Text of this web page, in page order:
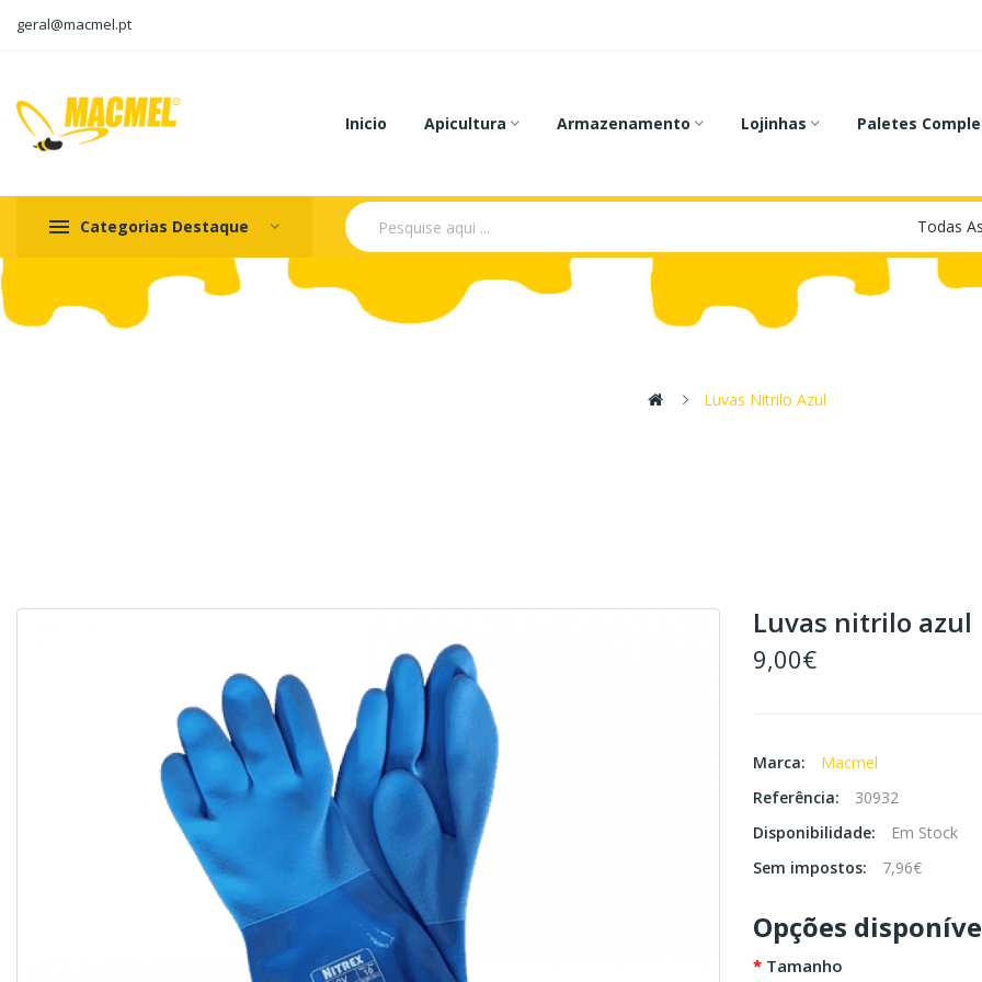
geral@macmel.pt
Inicio Apicultura Armazenamento Lojinhas Paletes
Categorias Destaque
Luvas Nitrilo Azul
Luvas nitrilo azul
9,00€
Marca:
Macmel
Referência:
30932
Disponibilidade:
Em Stock
Sem impostos:
7,96€
Opções
Tamanho